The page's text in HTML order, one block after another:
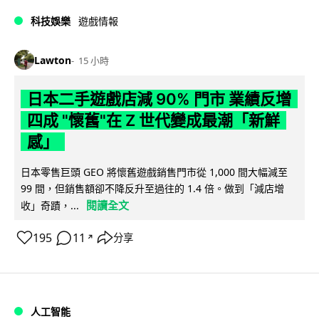
科技娛樂 遊戲情報
Lawton 15 小時
日本二手遊戲店減 90% 門市 業績反增
四成 "懷舊"在 Z 世代變成最潮「新鮮
感」
日本零售巨頭 GEO 將懷舊遊戲銷售門市從 1,000 間大幅減至
99 間，但銷售額卻不降反升至過往的 1.4 倍。做到「減店增
收」奇蹟，...
閱讀全文
195 11 ↗ 分享
人工智能